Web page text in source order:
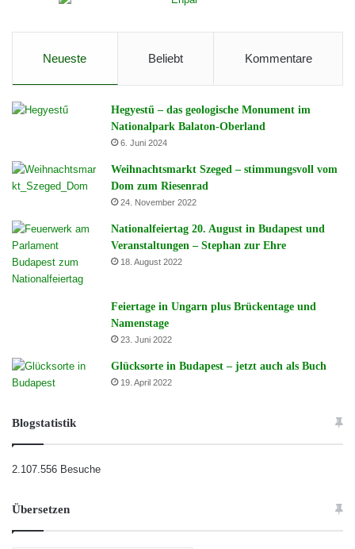
Neueste Beliebt Kommentare
Hegyestű – das geologische Monument im
Nationalpark Balaton-Oberland
6. Juni 2024
Weihnachtsmarkt Szeged – stimmungsvoll vom
Dom zum Riesenrad
24. November 2022
Nationalfeiertag 20. August in Budapest und
Veranstaltungen – Stephan zur Ehre
18. August 2022
Feiertage in Ungarn plus Brückentage und
Namenstage
23. Juni 2022
Glücksorte in Budapest – jetzt auch als Buch
19. April 2022
Blogstatistik
2.107.556 Besuche
Übersetzen